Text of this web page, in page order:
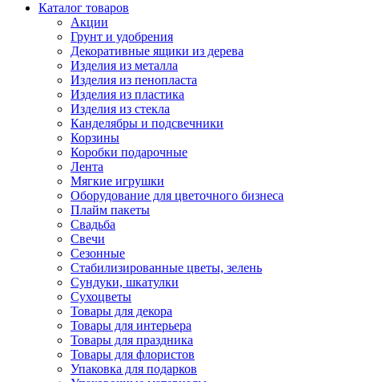
Каталог товаров
Акции
Грунт и удобрения
Декоративные ящики из дерева
Изделия из металла
Изделия из пенопласта
Изделия из пластика
Изделия из стекла
Канделябры и подсвечники
Корзины
Коробки подарочные
Лента
Мягкие игрушки
Оборудование для цветочного бизнеса
Плайм пакеты
Свадьба
Свечи
Сезонные
Стабилизированные цветы, зелень
Сундуки, шкатулки
Сухоцветы
Товары для декора
Товары для интерьера
Товары для праздника
Товары для флористов
Упаковка для подарков